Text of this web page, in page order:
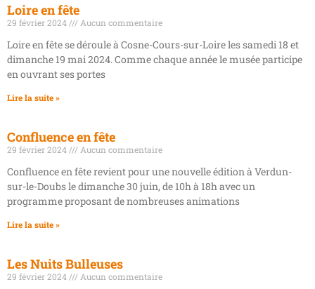
Loire en fête
29 février 2024 Aucun commentaire
Loire en fête se déroule à Cosne-Cours-sur-Loire les samedi 18 et
dimanche 19 mai 2024. Comme chaque année le musée participe
en ouvrant ses portes
Lire la suite »
Confluence en fête
29 février 2024 Aucun commentaire
Confluence en fête revient pour une nouvelle édition à Verdun-
sur-le-Doubs le dimanche 30 juin, de 10h à 18h avec un
programme proposant de nombreuses animations
Lire la suite »
Les Nuits Bulleuses
29 février 2024 Aucun commentaire